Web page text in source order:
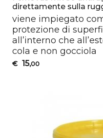
direttamente sulla
viene impiegato
protezione di
all’interno che
cola e non gocciola
€ 15,00